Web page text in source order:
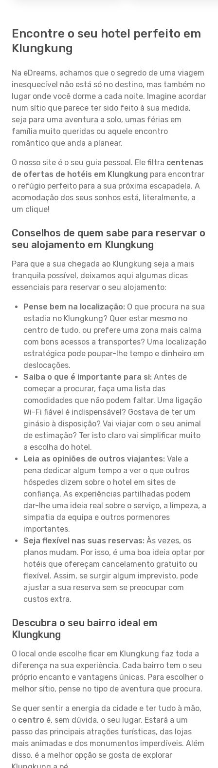
Encontre o seu hotel perfeito em
Klungkung
Na eDreams, achamos que o segredo de uma viagem
inesquecível não está só no destino, mas também no
lugar onde você dorme a cada noite. Imagine acordar
num sítio que parece ter sido feito à sua medida,
seja para uma aventura a solo, umas férias em
família muito queridas ou aquele encontro
romântico que anda a planear.
O nosso site é o seu guia pessoal. Ele filtra centenas
de ofertas de hotéis em Klungkung para encontrar
o refúgio perfeito para a sua próxima escapadela. A
acomodação dos seus sonhos está, literalmente, a
um clique!
Conselhos de quem sabe para reservar o
seu alojamento em Klungkung
Para que a sua chegada ao Klungkung seja a mais
tranquila possível, deixamos aqui algumas dicas
essenciais para reservar o seu alojamento:
Pense bem na localização: O que procura na sua
estadia no Klungkung? Quer estar mesmo no
centro de tudo, ou prefere uma zona mais calma
com bons acessos a transportes? Uma localização
estratégica pode poupar-lhe tempo e dinheiro em
deslocações.
Saiba o que é importante para si: Antes de
começar a procurar, faça uma lista das
comodidades que não podem faltar. Uma ligação
Wi-Fi fiável é indispensável? Gostava de ter um
ginásio à disposição? Vai viajar com o seu animal
de estimação? Ter isto claro vai simplificar muito
a escolha do hotel.
Leia as opiniões de outros viajantes: Vale a
pena dedicar algum tempo a ver o que outros
hóspedes dizem sobre o hotel em sites de
confiança. As experiências partilhadas podem
dar-lhe uma ideia real sobre o serviço, a limpeza, a
simpatia da equipa e outros pormenores
importantes.
Seja flexível nas suas reservas: Às vezes, os
planos mudam. Por isso, é uma boa ideia optar por
hotéis que ofereçam cancelamento gratuito ou
flexível. Assim, se surgir algum imprevisto, pode
ajustar a sua reserva sem se preocupar com
custos extra.
Descubra o seu bairro ideal em
Klungkung
O local onde escolhe ficar em Klungkung faz toda a
diferença na sua experiência. Cada bairro tem o seu
próprio encanto e vantagens únicas. Para escolher o
melhor sítio, pense no tipo de aventura que procura.
Se quer sentir a energia da cidade e ter tudo à mão,
o centro é, sem dúvida, o seu lugar. Estará a um
passo das principais atrações turísticas, das lojas
mais animadas e dos monumentos imperdíveis. Além
disso, é a melhor opção se gosta de explorar